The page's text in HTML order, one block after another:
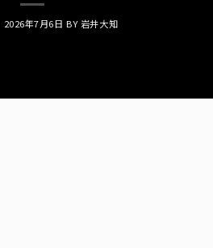
2026年7月6日 BY岩井大知